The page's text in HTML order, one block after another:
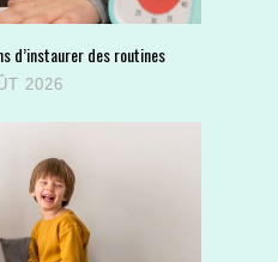
d’instaurer des routines
2026